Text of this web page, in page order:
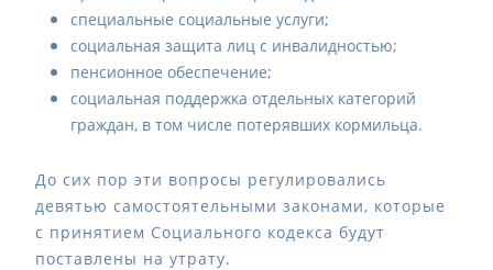
специальные социальные услуги;
социальная защита лиц с инвалидностью;
пенсионное обеспечение;
социальная поддержка отдельных категорий
граждан, в том числе потерявших кормильца.
До сих пор эти вопросы регулировались
девятью самостоятельными законами, которые
с принятием Социального кодекса будут
поставлены на утрату.